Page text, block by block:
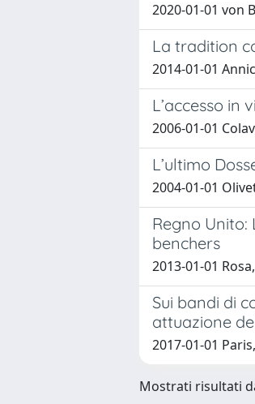
2020-01-01 von
La tradition
2014-01-01
L’accesso in
2006-01-01
L’ultimo
2004-01-01
Regno
benchers
2013-01-01
Sui bandi di
attuazione
2017-01-01
Mostrati risultati